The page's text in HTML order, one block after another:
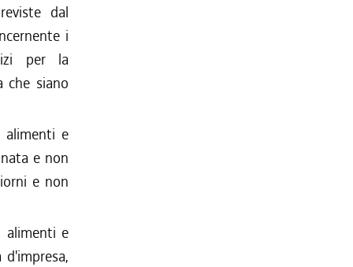
dal
i
per la
che siano
alimenti e
e non
e non
alimenti e